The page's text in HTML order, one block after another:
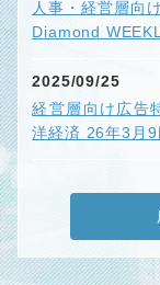
人事・経営層向
Diamond
2025/09/25
経営層向け広告
洋経済 26年3月9